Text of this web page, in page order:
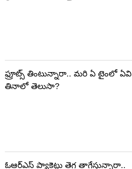
ఫ్రూట్స్‌ తింటున్నారా.. మరి ఏ టైంలో ఏవి
తినాలో తెలుసా?
ఓఆర్‌ఎస్‌ ప్యాకెట్లు తెగ తాగేస్తున్నారా..